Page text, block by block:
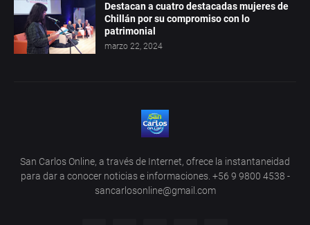
Destacan a cuatro destacadas mujeres de
Chillán por su compromiso con lo
patrimonial
marzo 22, 2024
San Carlos Online, a través de Internet, ofrece la instantaneidad
para dar a conocer noticias e informaciones. +56 9 9800 4538 -
sancarlosonline@gmail.com